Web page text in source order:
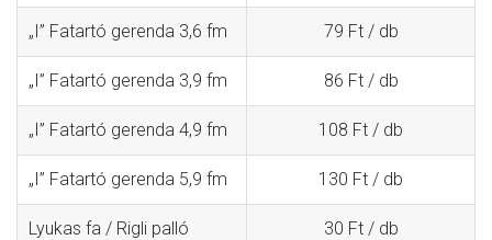
„I” Fatartó gerenda 3,6 fm 79 Ft / db
„I” Fatartó gerenda 3,9 fm 86 Ft / db
„I” Fatartó gerenda 4,9 fm 108 Ft / db
„I” Fatartó gerenda 5,9 fm 130 Ft / db
Lyukas fa / Rigli palló 30 Ft / db